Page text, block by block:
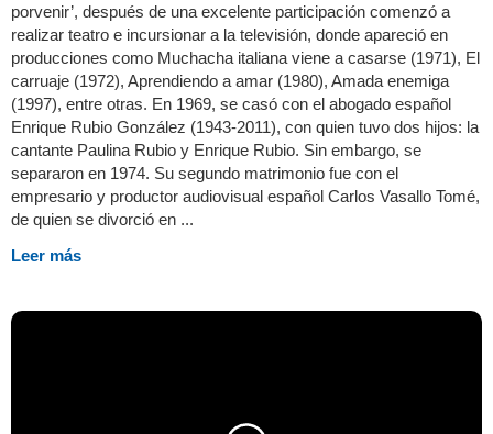
porvenir’, después de una excelente participación comenzó a
realizar teatro e incursionar a la televisión, donde apareció en
producciones como Muchacha italiana viene a casarse (1971), El
carruaje (1972), Aprendiendo a amar (1980), Amada enemiga
(1997), entre otras. En 1969, se casó con el abogado español
Enrique Rubio González (1943-2011), con quien tuvo dos hijos: la
cantante Paulina Rubio y Enrique Rubio. Sin embargo, se
separaron en 1974. Su segundo matrimonio fue con el
empresario y productor audiovisual español Carlos Vasallo Tomé,
de quien se divorció en ...
Leer más